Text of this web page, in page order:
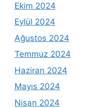
Ekim 2024
Eylül 2024
Ağustos 2024
Temmuz 2024
Haziran 2024
Mayıs 2024
Nisan 2024